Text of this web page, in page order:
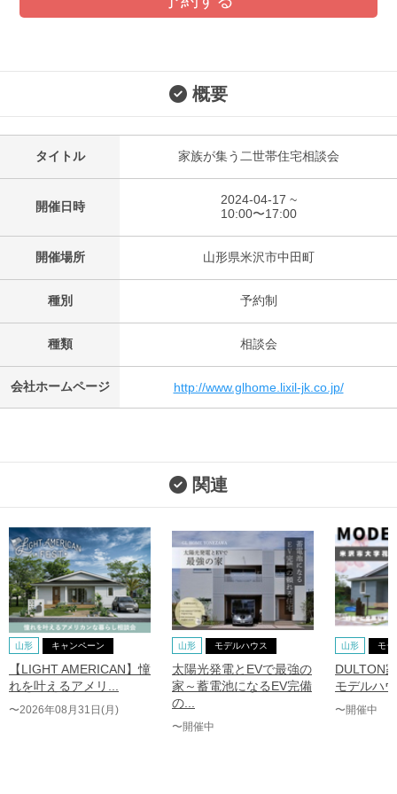
概要
タイトル 家族が集う二世帯住宅相談会
開催日時
2024-04-17 ~
10:00〜17:00
開催場所 山形県米沢市中田町
種別 予約制
種類 相談会
会社ホームページ http://www.glhome.lixil-jk.co.jp/
関連
山形 キャンペーン
【LIGHT AMERICAN】憧
れを叶えるアメリ...
〜2026年08月31日(月)
山形 モデルハウス
太陽光発電とEVで最強の
家～蓄電池になるEV完備
の...
〜開催中
山形 モデ
DULTON
モデルハ
〜開催中